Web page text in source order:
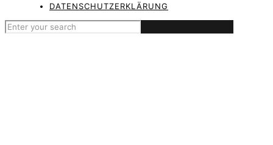
DATENSCHUTZERKLÄRUNG